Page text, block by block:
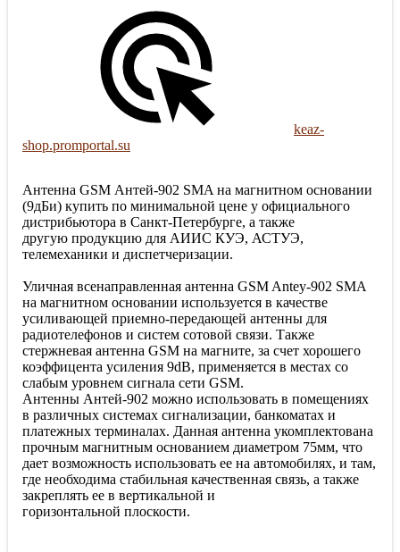
keaz-
shop.promportal.su
Антенна GSM Антей-902 SMA на магнитном основании
(9дБи) купить по минимальной цене у официального
дистрибьютора в Санкт-Петербурге, а также
другую продукцию для АИИС КУЭ, АСТУЭ,
телемеханики и диспетчеризации.
Уличная всенаправленная антенна GSM Antey-902 SMA
на магнитном основании используется в качестве
усиливающей приемно-передающей антенны для
радиотелефонов и систем сотовой связи. Также
стержневая антенна GSM на магните, за счет хорошего
коэффицента усиления 9dB, применяется в местах со
слабым уровнем сигнала сети GSM.
Антенны Антей-902 можно использовать в помещениях
в различных системах сигнализации, банкоматах и
платежных терминалах. Данная антенна укомплектована
прочным магнитным основанием диаметром 75мм, что
дает возможность использовать ее на автомобилях, и там,
где необходима стабильная качественная связь, а также
закреплять ее в вертикальной и
горизонтальной плоскости.